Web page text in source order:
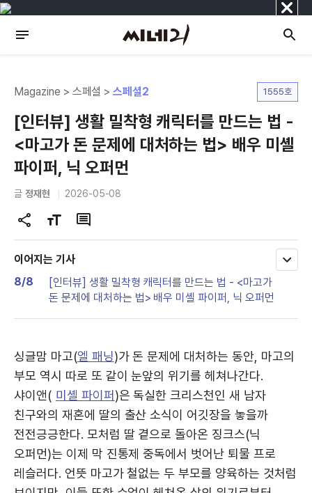
닫
기
Magazine > 스페셜 >스페셜2 1555호
[인터뷰] 생활 밀착형 캐릭터를 만드는 법 -
<마고가 돈 문제에 대처하는 법> 배우 미셸
파이퍼, 닉 오퍼먼
글 정재현 2026-05-08
공
유
하
글
자
크
변
경
댓
글
이어지는 기사
8/8
[인터뷰] 생활 밀착형 캐릭터를 만드는 법 - <마고가
돈 문제에 대처하는 법> 배우 미셸 파이퍼, 닉 오퍼먼
모
싱글맘 마고(엘 패닝)가 돈 문제에 대처하는 동안, 마고의
부모 역시 따로 또 같이 눈앞의 위기를 헤쳐나간다.
샤이앤( 미셸 파이퍼 )은 독실한 크리스천인 새 남자
친구와의 재혼에 딸의 출산 소식이 어깃장을 놓을까
전전긍긍한다. 모처럼 딸 곁으로 돌아온 징크스(닉
오퍼먼)는 이제 막 진통제 중독에서 벗어난 퇴물 프로
레슬러다. 언뜻 마고가 철없는 두 부모를 양육하는 것처럼